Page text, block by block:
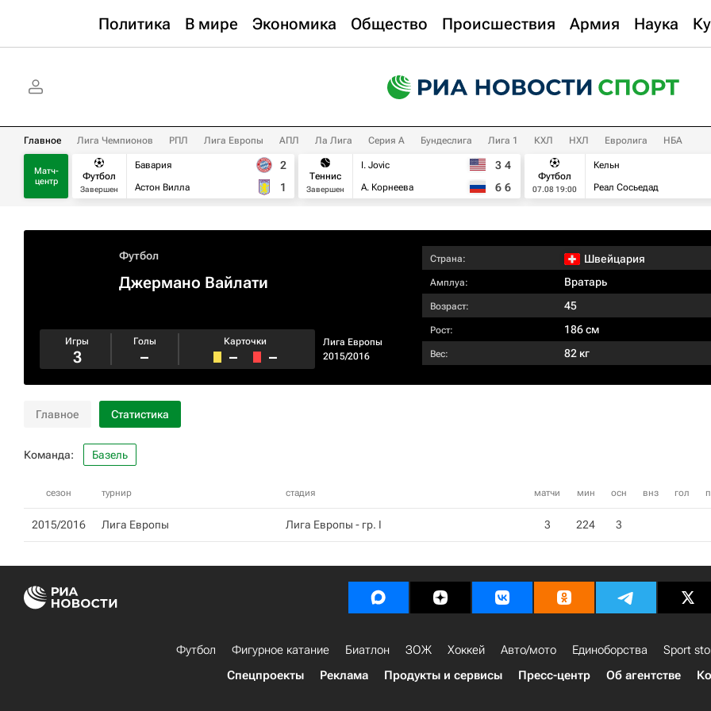
Политика В мире Экономика Общество Происшествия Армия Наука
Главное Лига Чемпионов РПЛ Лига Европы АПЛ Ла Лига Серия А Бундеслига Лига 1 КХЛ НХЛ Евролига НБА
Матч-
центр
Футбол
Завершен
Бавария
Астон Вилла
2
1
Теннис
Завершен
I. Jovic
А. Корнеева
3 4
6 6
Футбол
07.08 19:00
Кельн
Реал Сосьедад
Футбол
Джермано Вайлати
Лига Европы
2015/2016
Игры
3
Голы
–
Карточки
– –
Страна: Швейцария
Амплуа: Вратарь
Возраст: 45
Рост: 186 см
Вес: 82 кг
Главное Статистика
Команда: Базель
сезон турнир стадия матчи мин осн внз гол
2015/2016 Лига Европы Лига Европы - гр. I 3 224 3
Футбол Фигурное катание Биатлон ЗОЖ Хоккей Авто/мото Единоборства Sport
Спецпроекты
Реклама Продукты и сервисы Пресс-центр Об агентстве